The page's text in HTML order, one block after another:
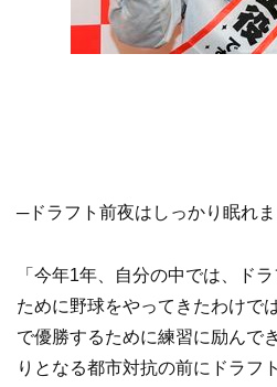
─ドラフト前夜はしっかり眠れま
「今年1年、自分の中では、ド
ために野球をやってきたわけで
で優勝するために練習に励んで
りとなる都市対抗の前にドラフ